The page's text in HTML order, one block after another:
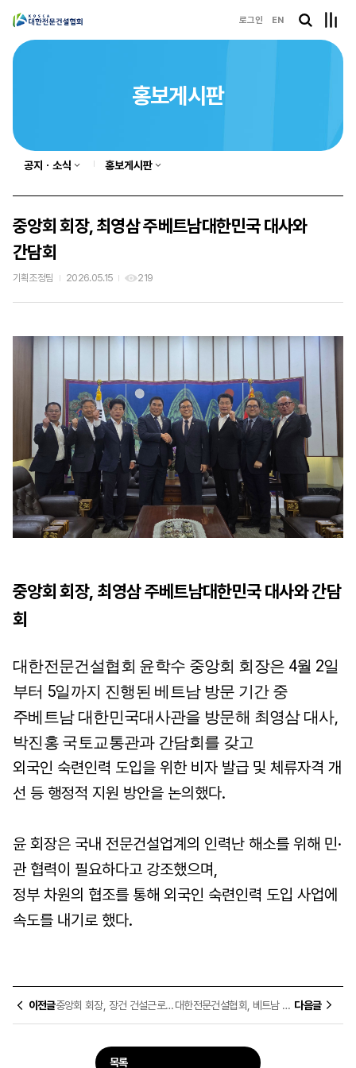
로그인 EN
홍보게시판
공지ㆍ소식 홍보게시판
중앙회 회장, 최영삼 주베트남대한민국 대사와
간담회
기획조정팀 2026.05.15 219
중앙회 회장, 최영삼 주베트남대한민국 대사와 간담
회
대한전문건설협회 윤학수 중앙회 회장은 4월 2일
부터 5일까지 진행된 베트남 방문 기간 중
주베트남 대한민국대사관을 방문해 최영삼 대사,
박진홍 국토교통관과 간담회를 갖고
외국인 숙련인력 도입을 위한 비자 발급 및 체류자격 개
선 등 행정적 지원 방안을 논의했다.
윤 회장은 국내 전문건설업계의 인력난 해소를 위해 민·
관 협력이 필요하다고 강조했으며
정부 차원의 협조를 통해 외국인 숙련인력 도입 사업에
속도를 내기로 했다.
이전글 중앙회 회장, 장건 건설근로자공제회 이사장과 차담회 개최 대한전문건설협회, 베트남 하노이건설대학교 MOU 체결 다음글
목록